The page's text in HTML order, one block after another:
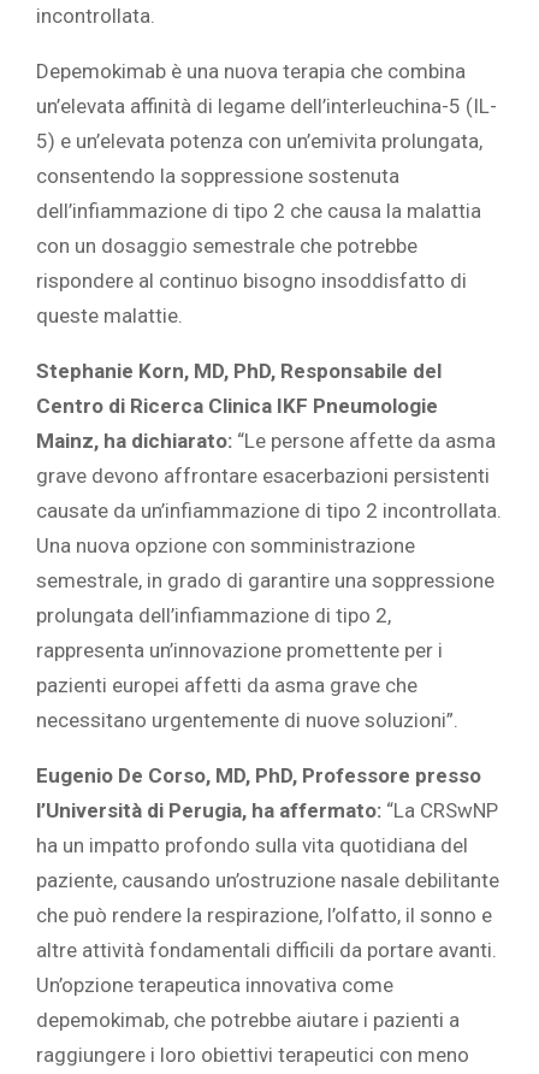
incontrollata.
Depemokimab è una nuova terapia che combina
un’elevata affinità di legame dell’interleuchina-5 (IL-
5) e un’elevata potenza con un’emivita prolungata,
consentendo la soppressione sostenuta
dell’infiammazione di tipo 2 che causa la malattia
con un dosaggio semestrale che potrebbe
rispondere al continuo bisogno insoddisfatto di
queste malattie.
Stephanie Korn, MD, PhD, Responsabile del
Centro di Ricerca Clinica IKF Pneumologie
Mainz, ha dichiarato: “Le persone affette da asma
grave devono affrontare esacerbazioni persistenti
causate da un’infiammazione di tipo 2 incontrollata.
Una nuova opzione con somministrazione
semestrale, in grado di garantire una soppressione
prolungata dell’infiammazione di tipo 2,
rappresenta un’innovazione promettente per i
pazienti europei affetti da asma grave che
necessitano urgentemente di nuove soluzioni”.
Eugenio De Corso, MD, PhD, Professore presso
l’Università di Perugia, ha affermato: “La CRSwNP
ha un impatto profondo sulla vita quotidiana del
paziente, causando un’ostruzione nasale debilitante
che può rendere la respirazione, l’olfatto, il sonno e
altre attività fondamentali difficili da portare avanti.
Un’opzione terapeutica innovativa come
depemokimab, che potrebbe aiutare i pazienti a
raggiungere i loro obiettivi terapeutici con meno